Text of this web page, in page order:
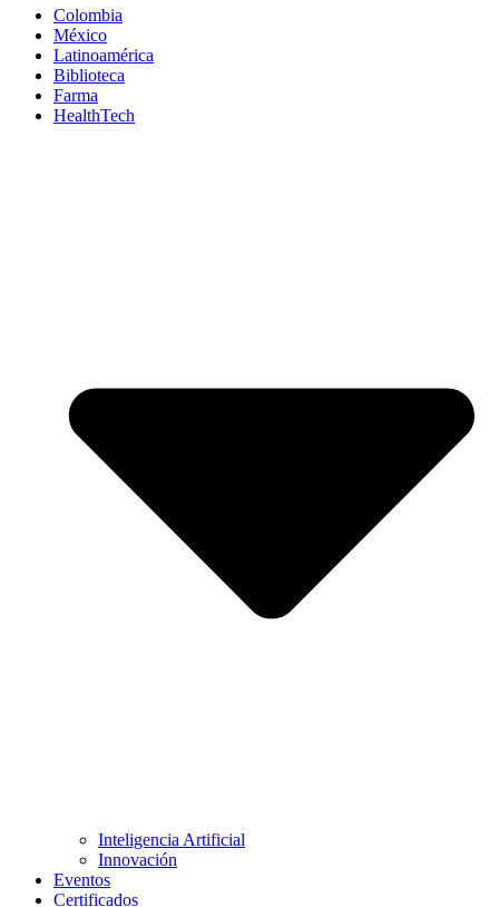
Colombia
México
Latinoamérica
Biblioteca
Farma
HealthTech
Inteligencia Artificial
Innovación
Eventos
Certificados